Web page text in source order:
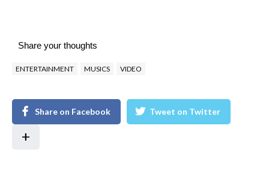
Share your thoughts
ENTERTAINMENT MUSICS VIDEO
Share on Facebook Tweet on Twitter
+